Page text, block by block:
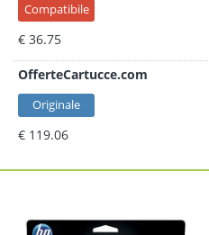
Compatibile
€ 36.75
OfferteCartucce.com
Originale
€ 119.06